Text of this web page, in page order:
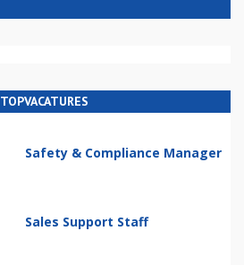
TOPVACATURES
Safety & Compliance Manager
Sales Support Staff